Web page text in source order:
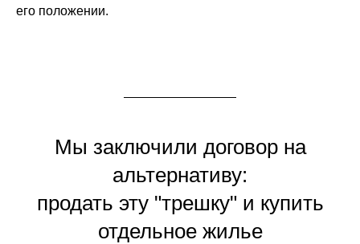
его положении.
Мы заключили договор на
альтернативу:
продать эту "трешку" и купить
отдельное жилье